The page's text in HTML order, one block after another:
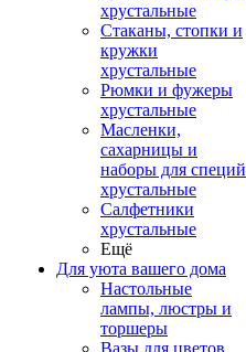
хрустальные
Стаканы, стопки и
кружки
хрустальные
Рюмки и фужеры
хрустальные
Масленки,
сахарницы и
наборы для специй
хрустальные
Салфетники
хрустальные
Ещё
Для уюта вашего дома
Настольные
лампы, люстры и
торшеры
Вазы для цветов